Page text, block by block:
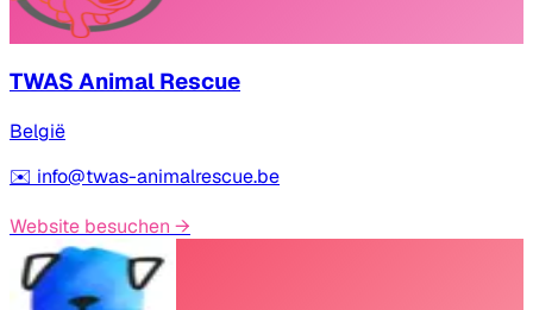
TWAS Animal Rescue
België
✉️ info@twas-animalrescue.be
Website besuchen →